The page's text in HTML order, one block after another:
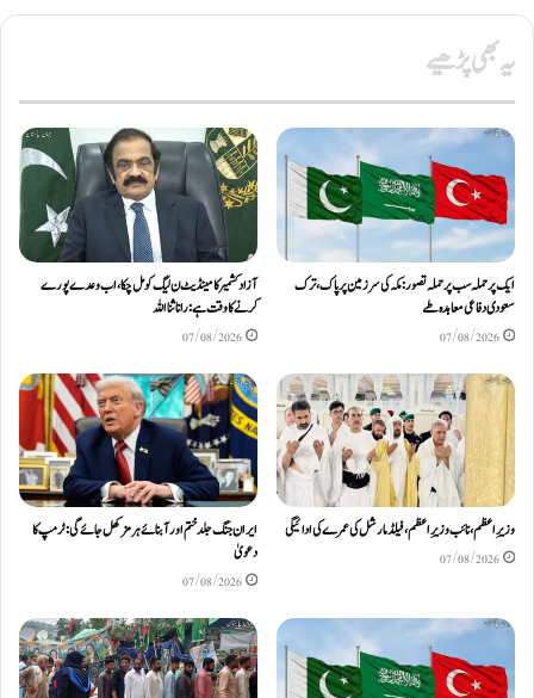
یہ بھی پڑھیے
ایک پر حملہ سب پر حملہ تصور: مکہ کی سرزمین پر پاک، ترک
سعودی دفاعی معاہدہ طے
07/08/2026
آزاد کشمیر کا مینڈیٹ ن لیگ کو مل چکا، اب وعدے پورے
کرنے کا وقت ہے: رانا ثنا اللہ
07/08/2026
وزیرِاعظم، نائب وزیرِ اعظم، فیلڈ مارشل کی عمرے کی ادائیگی
07/08/2026
ایران جنگ جلد ختم اور آبنائے ہرمز کھل جائے گی: ٹرمپ کا
دعویٰ
07/08/2026